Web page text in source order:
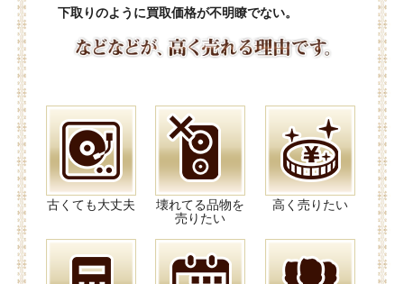
下取りのように買取価格が不明瞭でない。
古くても大丈夫
壊れてる品物を
売りたい
高く売りたい